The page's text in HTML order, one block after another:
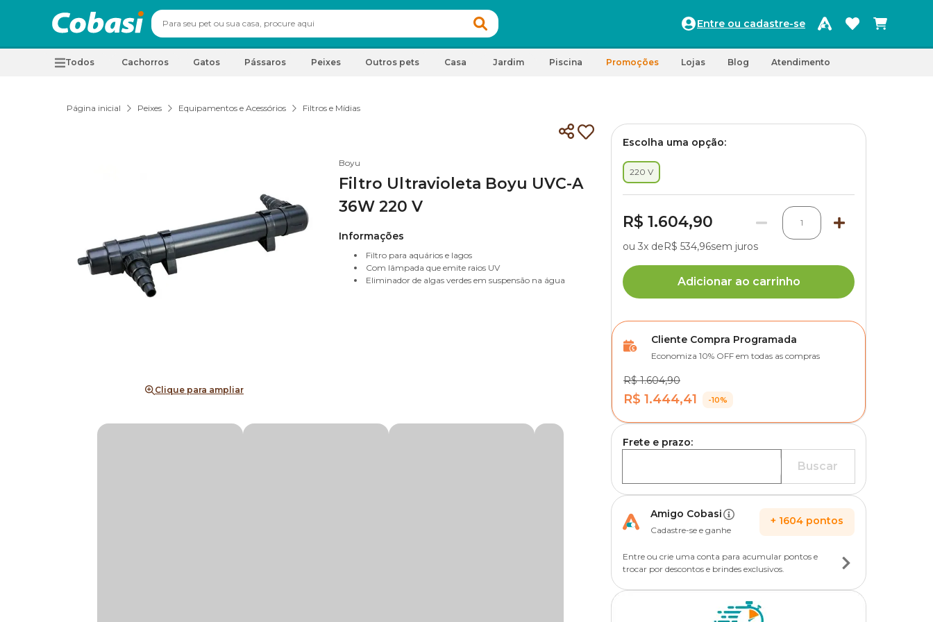
Entre ou cadastre-se
Todos Cachorros Gatos Pássaros Peixes Outros pets Casa Jardim Piscina Promoções Lojas Blog Atendimento
Página inicial Peixes Equipamentos e Acessórios Filtros e Mídias
Clique para ampliar
Boyu
Filtro Ultravioleta Boyu UVC-A
36W 220 V
Informações
Filtro para aquários e lagos
Com lâmpada que emite raios UV
Eliminador de algas verdes em suspensão na água
Escolha uma opção:
220 V
R$ 1.604,90 1
ou 3x deR$ 534,96sem juros
Adicionar ao carrinho
Cliente Compra Programada
Economiza 10% OFF em todas as compras
R$ 1.604,90
R$ 1.444,41 -10%
Frete e prazo:
Buscar
Amigo Cobasi
Cadastre-se e ganhe
+ 1604 pontos
Entre ou crie uma conta para acumular pontos e
trocar por descontos e brindes exclusivos.